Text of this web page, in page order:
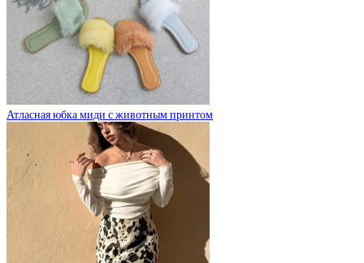
Атласная юбка миди с животным принтом